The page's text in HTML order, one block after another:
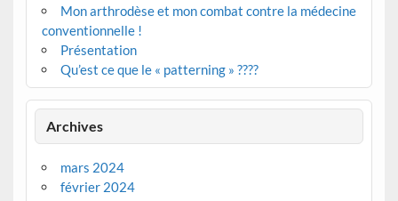
Mon arthrodèse et mon combat contre la médecine
conventionnelle !
Présentation
Qu’est ce que le « patterning » ????
Archives
mars 2024
février 2024